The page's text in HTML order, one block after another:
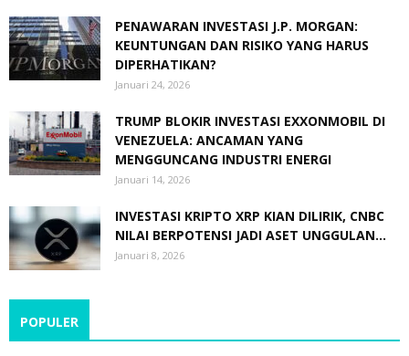
PENAWARAN INVESTASI J.P. MORGAN:
KEUNTUNGAN DAN RISIKO YANG HARUS
DIPERHATIKAN?
Januari 24, 2026
TRUMP BLOKIR INVESTASI EXXONMOBIL DI
VENEZUELA: ANCAMAN YANG
MENGGUNCANG INDUSTRI ENERGI
Januari 14, 2026
INVESTASI KRIPTO XRP KIAN DILIRIK, CNBC
NILAI BERPOTENSI JADI ASET UNGGULAN...
Januari 8, 2026
POPULER